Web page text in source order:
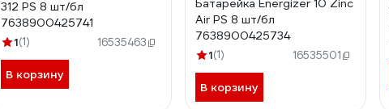
312 PS 8 шт/бл
7638900425741
1(1) 16535463
В корзину
Батарейка Energizer 10 Zinc
Air PS 8 шт/бл
7638900425734
1(1) 16535501
В корзину